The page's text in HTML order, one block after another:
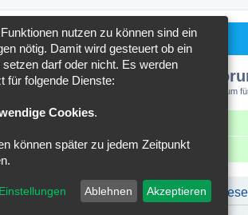
Forum
Foren-Übersicht
Um Beiträge in
nutzen zu können sind ein
nötig. Damit wird gesteuert ob ein
darf oder nicht. Es werden
für folgende Dienste:
Cookies.
können später zu jedem Zeitpunkt
Ablehnen Akzeptieren